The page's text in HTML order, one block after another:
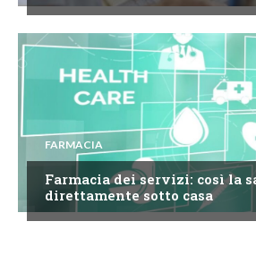
FARMACIA
Farmacia dei servizi: così la
direttamente sotto casa